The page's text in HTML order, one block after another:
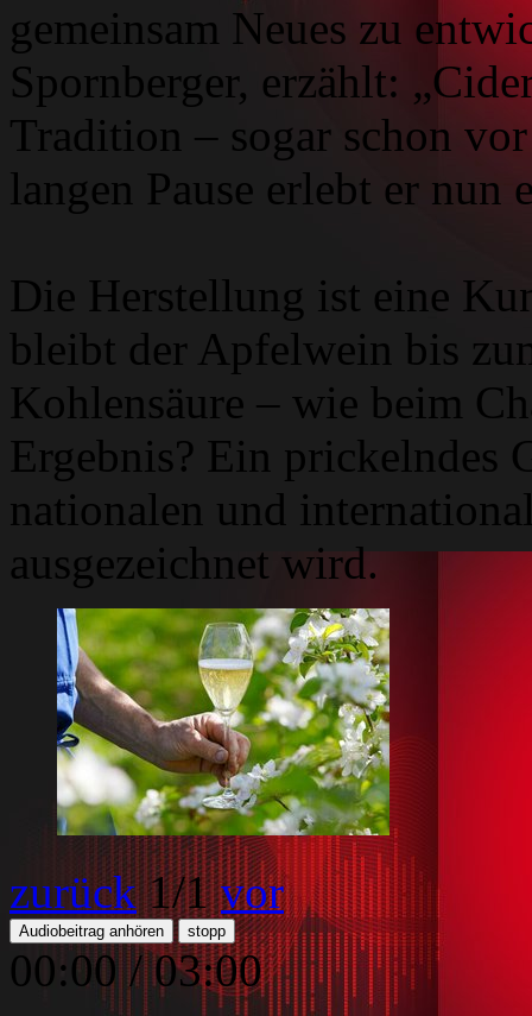
gemeinsam Neues zu
Spornberger, erzählt:
Tradition – sogar schon
langen Pause erlebt er nun
Die Herstellung ist eine
bleibt der Apfelwein bis
Kohlensäure – wie beim
Ergebnis? Ein prickelndes
nationalen und
ausgezeichnet wird.
zurück 1/1vor
Audiobeitrag anhören stopp
00:00 /03:00